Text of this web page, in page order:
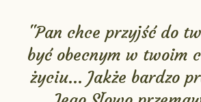
"Pan chce przyjść do
być obecnym w twoim
życiu... Jakże bardzo